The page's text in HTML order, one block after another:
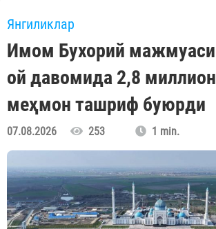
Янгиликлар
Имом Бухорий
ой давомида 2,8
меҳмон ташриф буюрди
07.08.2026 253 1 min.